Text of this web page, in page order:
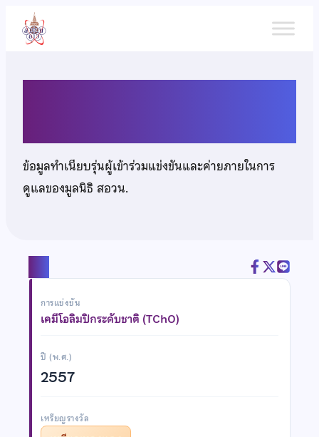
เนื้อหา
ข้อมูลทำเนียบรุ่นผู้เข้าร่วมแข่งขันและค่ายภายในการ
ดูแลของมูลนิธิ สอวน.
การแข่งขัน
เคมีโอลิมปิกระดับชาติ (TChO)
ปี (พ.ศ.)
2557
เหรียญรางวัล